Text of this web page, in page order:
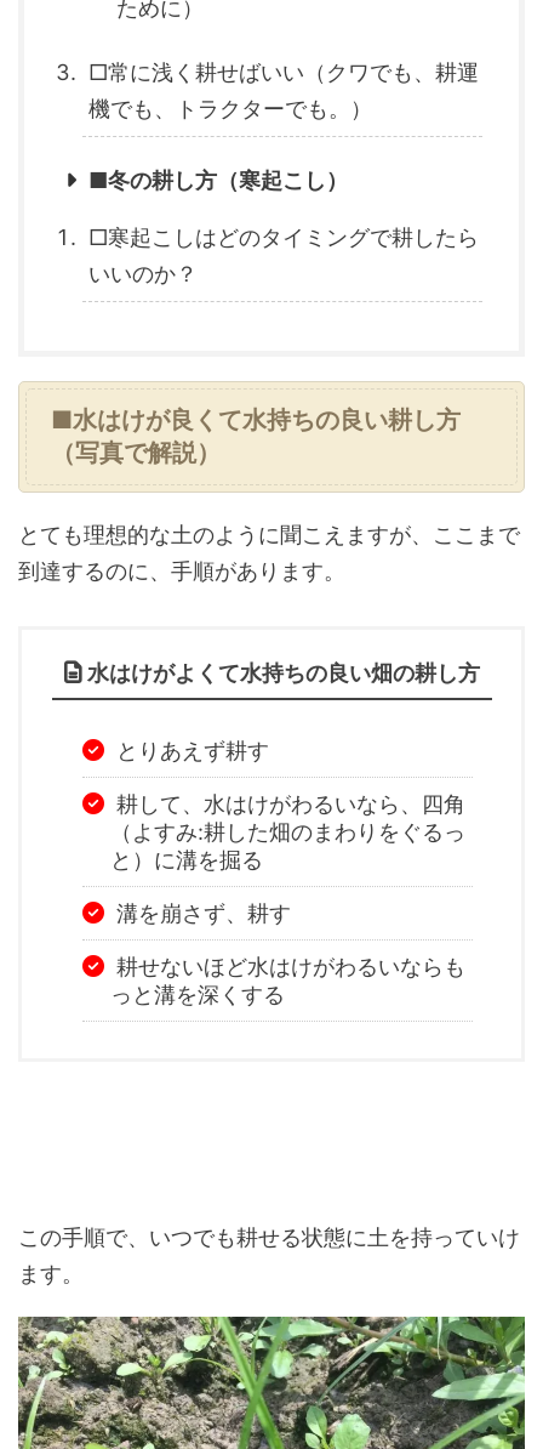
ために）
□常に浅く耕せばいい（クワでも、耕運
機でも、トラクターでも。）
■冬の耕し方（寒起こし）
□寒起こしはどのタイミングで耕したら
いいのか？
■水はけが良くて水持ちの良い耕し方
（写真で解説）
とても理想的な土のように聞こえますが、ここまで
到達するのに、手順があります。
水はけがよくて水持ちの良い畑の耕し方
とりあえず耕す
耕して、水はけがわるいなら、四角
（よすみ:耕した畑のまわりをぐるっ
と）に溝を掘る
溝を崩さず、耕す
耕せないほど水はけがわるいならも
っと溝を深くする
この手順で、いつでも耕せる状態に土を持っていけ
ます。